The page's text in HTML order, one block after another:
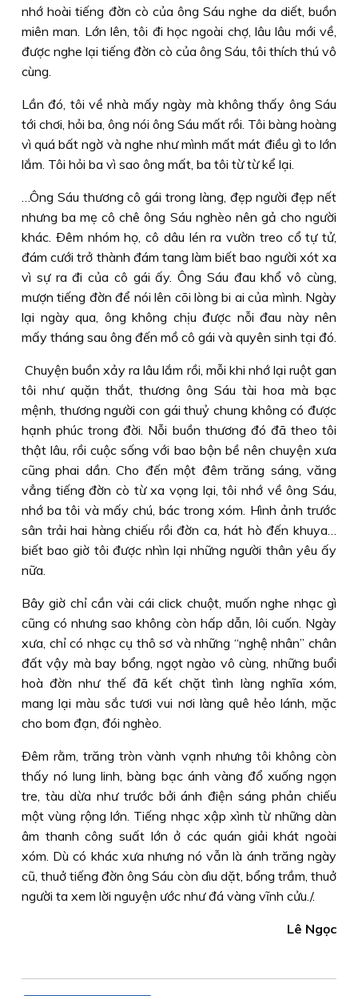
nhớ hoài tiếng đờn cò của ông Sáu nghe da diết, buồn
miên man. Lớn lên, tôi đi học ngoài chợ, lâu lâu mới về,
được nghe lại tiếng đờn cò của ông Sáu, tôi thích thú vô
cùng.
Lần đó, tôi về nhà mấy ngày mà không thấy ông Sáu
tới chơi, hỏi ba, ông nói ông Sáu mất rồi. Tôi bàng hoàng
vì quá bất ngờ và nghe như mình mất mát điều gì to lớn
lắm. Tôi hỏi ba vì sao ông mất, ba tôi từ từ kể lại.
…Ông Sáu thương cô gái trong làng, đẹp người đẹp nết
nhưng ba mẹ cô chê ông Sáu nghèo nên gả cho người
khác. Ðêm nhóm họ, cô dâu lén ra vườn treo cổ tự tử,
đám cưới trở thành đám tang làm biết bao người xót xa
vì sự ra đi của cô gái ấy. Ông Sáu đau khổ vô cùng,
mượn tiếng đờn để nói lên cõi lòng bi ai của mình. Ngày
lại ngày qua, ông không chịu được nỗi đau này nên
mấy tháng sau ông đến mồ cô gái và quyên sinh tại đó.
Chuyện buồn xảy ra lâu lắm rồi, mỗi khi nhớ lại ruột gan
tôi như quặn thắt, thương ông Sáu tài hoa mà bạc
mệnh, thương người con gái thuỷ chung không có được
hạnh phúc trong đời. Nỗi buồn thương đó đã theo tôi
thật lâu, rồi cuộc sống với bao bộn bề nên chuyện xưa
cũng phai dần. Cho đến một đêm trăng sáng, văng
vẳng tiếng đờn cò từ xa vọng lại, tôi nhớ về ông Sáu,
nhớ ba tôi và mấy chú, bác trong xóm. Hình ảnh trước
sân trải hai hàng chiếu rồi đờn ca, hát hò đến khuya…
biết bao giờ tôi được nhìn lại những người thân yêu ấy
nữa.
Bây giờ chỉ cần vài cái click chuột, muốn nghe nhạc gì
cũng có nhưng sao không còn hấp dẫn, lôi cuốn. Ngày
xưa, chỉ có nhạc cụ thô sơ và những “nghệ nhân” chân
đất vậy mà bay bổng, ngọt ngào vô cùng, những buổi
hoà đờn như thế đã kết chặt tình làng nghĩa xóm,
mang lại màu sắc tươi vui nơi làng quê hẻo lánh, mặc
cho bom đạn, đói nghèo.
Ðêm rằm, trăng tròn vành vạnh nhưng tôi không còn
thấy nó lung linh, bàng bạc ánh vàng đổ xuống ngọn
tre, tàu dừa như trước bởi ánh điện sáng phản chiếu
một vùng rộng lớn. Tiếng nhạc xập xình từ những dàn
âm thanh công suất lớn ở các quán giải khát ngoài
xóm. Dù có khác xưa nhưng nó vẫn là ánh trăng ngày
cũ, thuở tiếng đờn ông Sáu còn dìu dặt, bổng trầm, thuở
người ta xem lời nguyện ước như đá vàng vĩnh cửu./.
Lê Ngọc